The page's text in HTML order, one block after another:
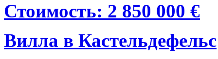
Стоимость: 2 850 000 €
Вилла в Кастельдефельс